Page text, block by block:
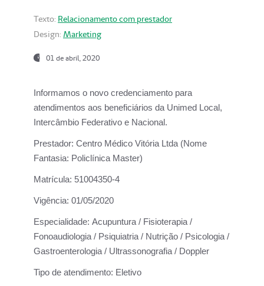
Texto: Relacionamento com prestador
Design: Marketing
01 de abril, 2020
Informamos o novo credenciamento para
atendimentos aos beneficiários da Unimed Local,
Intercâmbio Federativo e Nacional.
Prestador: Centro Médico Vitória Ltda (Nome
Fantasia: Policlínica Master)
Matrícula: 51004350-4
Vigência: 01/05/2020
Especialidade: Acupuntura / Fisioterapia /
Fonoaudiologia / Psiquiatria / Nutrição / Psicologia /
Gastroenterologia / Ultrassonografia / Doppler
Tipo de atendimento: Eletivo